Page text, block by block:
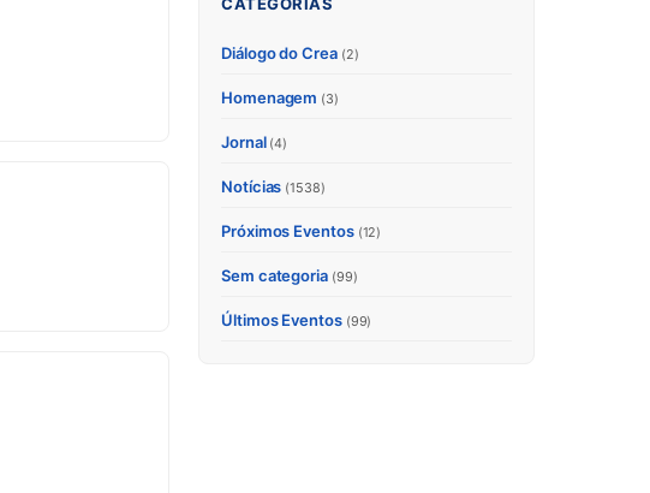
Diálogo do Crea (2)
Homenagem (3)
Jornal (4)
Notícias (1538)
Próximos Eventos (12)
Sem categoria (99)
Últimos Eventos (99)